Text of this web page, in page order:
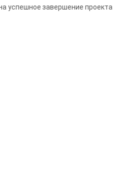
успешное завершение проекта